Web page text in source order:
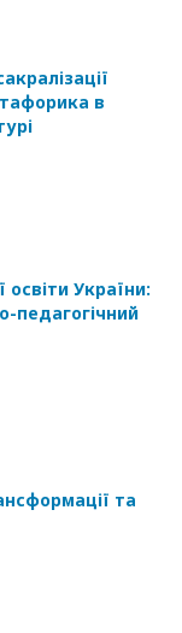
в
освіти України:
педагогічний
та